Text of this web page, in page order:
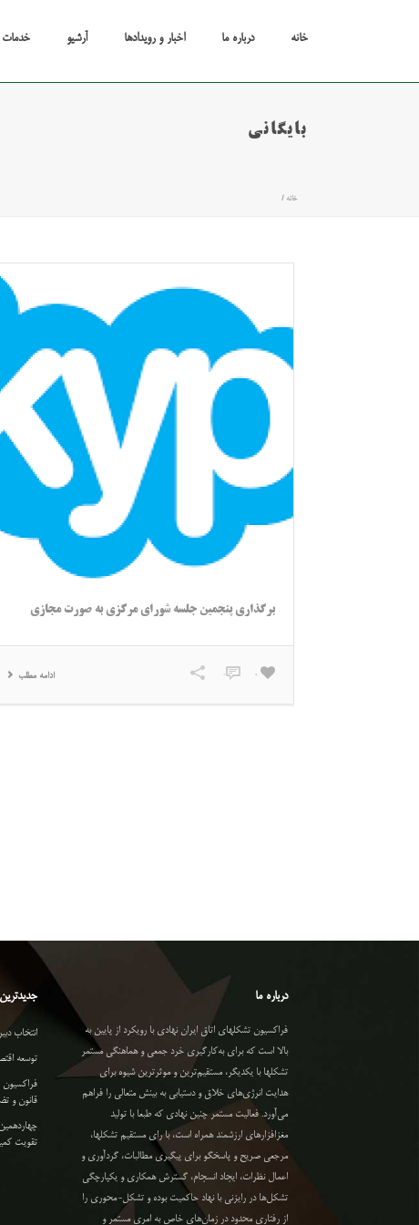
خانه درباره ما اخبار و رویدادها آرشیو خدمات
بایگانی
خانه /
برگذاری پنجمین جلسه شورای مرکزی به صورت مجازی
ادامه مطلب 0
0
جدیدترین
انتخاب
توسعه
قانون و
تقویت
درباره ما
فراکسیون تشکلهای اتاق ایران نهادی با رویکرد از پایین به
بالا است که برای به‌کارگیری خرد جمعی و هماهنگی مستمر
تشکلها با یکدیگر، مستقیم‌ترین و موثرترین شیوه برای
هدایت انرژی‌های خلاق و دستیابی به بینش متعالی را فراهم
می‌آورد. فعالیت مستمر چنین نهادی که طبعا با تولید
مغزافزارهای ارزشمند همراه است، با رای مستقیم تشکلها،
مرجعی صریح و پاسخگو برای پیگیری مطالبات، گردآوری و
اعمال نظرات، ایجاد انسجام، گسترش همکاری و یکپارچگی
تشکل‌ها در رایزنی با نهاد حاکمیت بوده و تشکل-محوری را
از رفتاری محدود در زمان‌های خاص به امری مستمر و